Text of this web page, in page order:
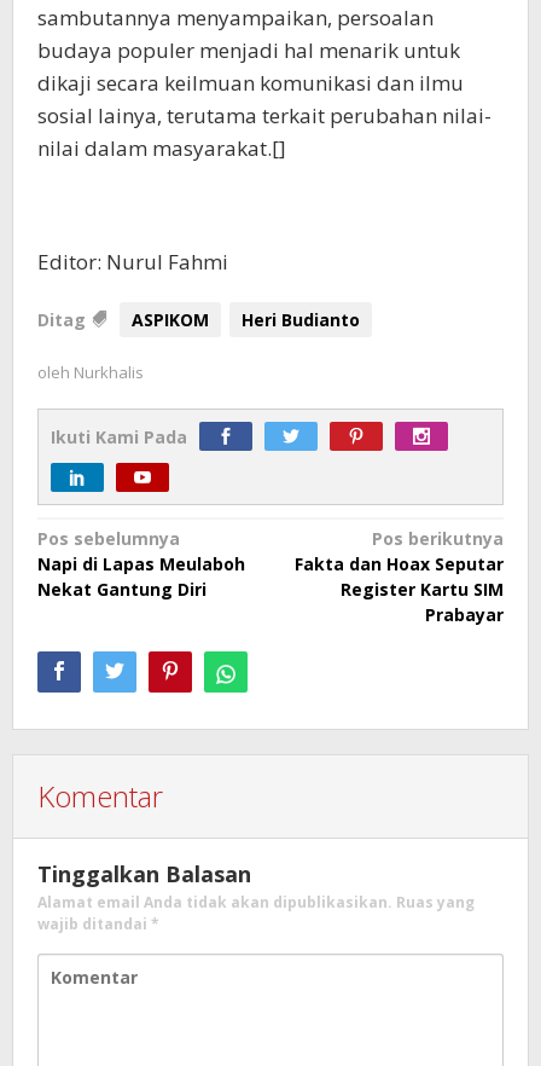
sambutannya menyampaikan, persoalan
budaya populer menjadi hal menarik untuk
dikaji secara keilmuan komunikasi dan ilmu
sosial lainya, terutama terkait perubahan nilai-
nilai dalam masyarakat.[]
Editor: Nurul Fahmi
Ditag ASPIKOM Heri Budianto
oleh Nurkhalis
Ikuti Kami Pada
Navigasi
pos
Pos sebelumnya
Napi di Lapas Meulaboh
Nekat Gantung Diri
Pos berikutnya
Fakta dan Hoax Seputar
Register Kartu SIM
Prabayar
Komentar
Tinggalkan Balasan
Alamat email Anda tidak akan dipublikasikan. Ruas yang
wajib ditandai *